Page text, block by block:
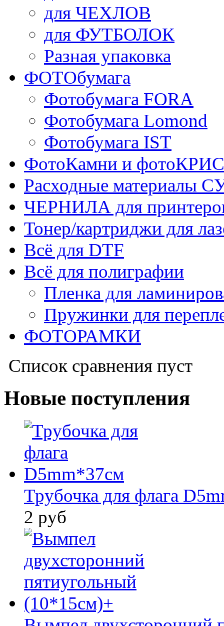
для ЧЕХЛОВ
для ФУТБОЛОК
Разная упаковка
ФОТОбумага
Фотобумага FORA
Фотобумага Lomond
Фотобумага IST
ФотоКамни и
Расходные
ЧЕРНИЛА для
Тонер/картриджи для
Всё для DTF
Всё для полиграфии
Пленка для
Пружинки для
ФОТОРАМКИ
Список сравнения пуст
Новые поступления
Трубочка для флага
2 руб